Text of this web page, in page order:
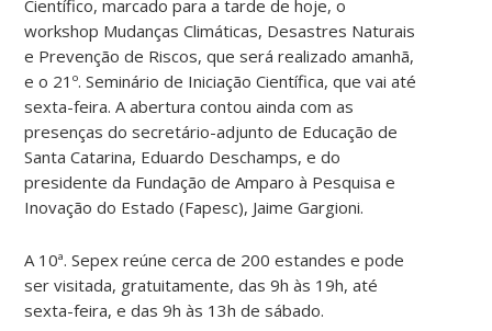
Científico, marcado para a tarde de hoje, o
workshop Mudanças Climáticas, Desastres Naturais
e Prevenção de Riscos, que será realizado amanhã,
e o 21º. Seminário de Iniciação Científica, que vai até
sexta-feira. A abertura contou ainda com as
presenças do secretário-adjunto de Educação de
Santa Catarina, Eduardo Deschamps, e do
presidente da Fundação de Amparo à Pesquisa e
Inovação do Estado (Fapesc), Jaime Gargioni.
A 10ª. Sepex reúne cerca de 200 estandes e pode
ser visitada, gratuitamente, das 9h às 19h, até
sexta-feira, e das 9h às 13h de sábado.